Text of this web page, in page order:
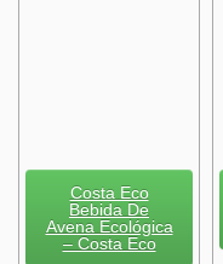
Costa Eco
Bebida De
Avena Ecológica
– Costa Eco